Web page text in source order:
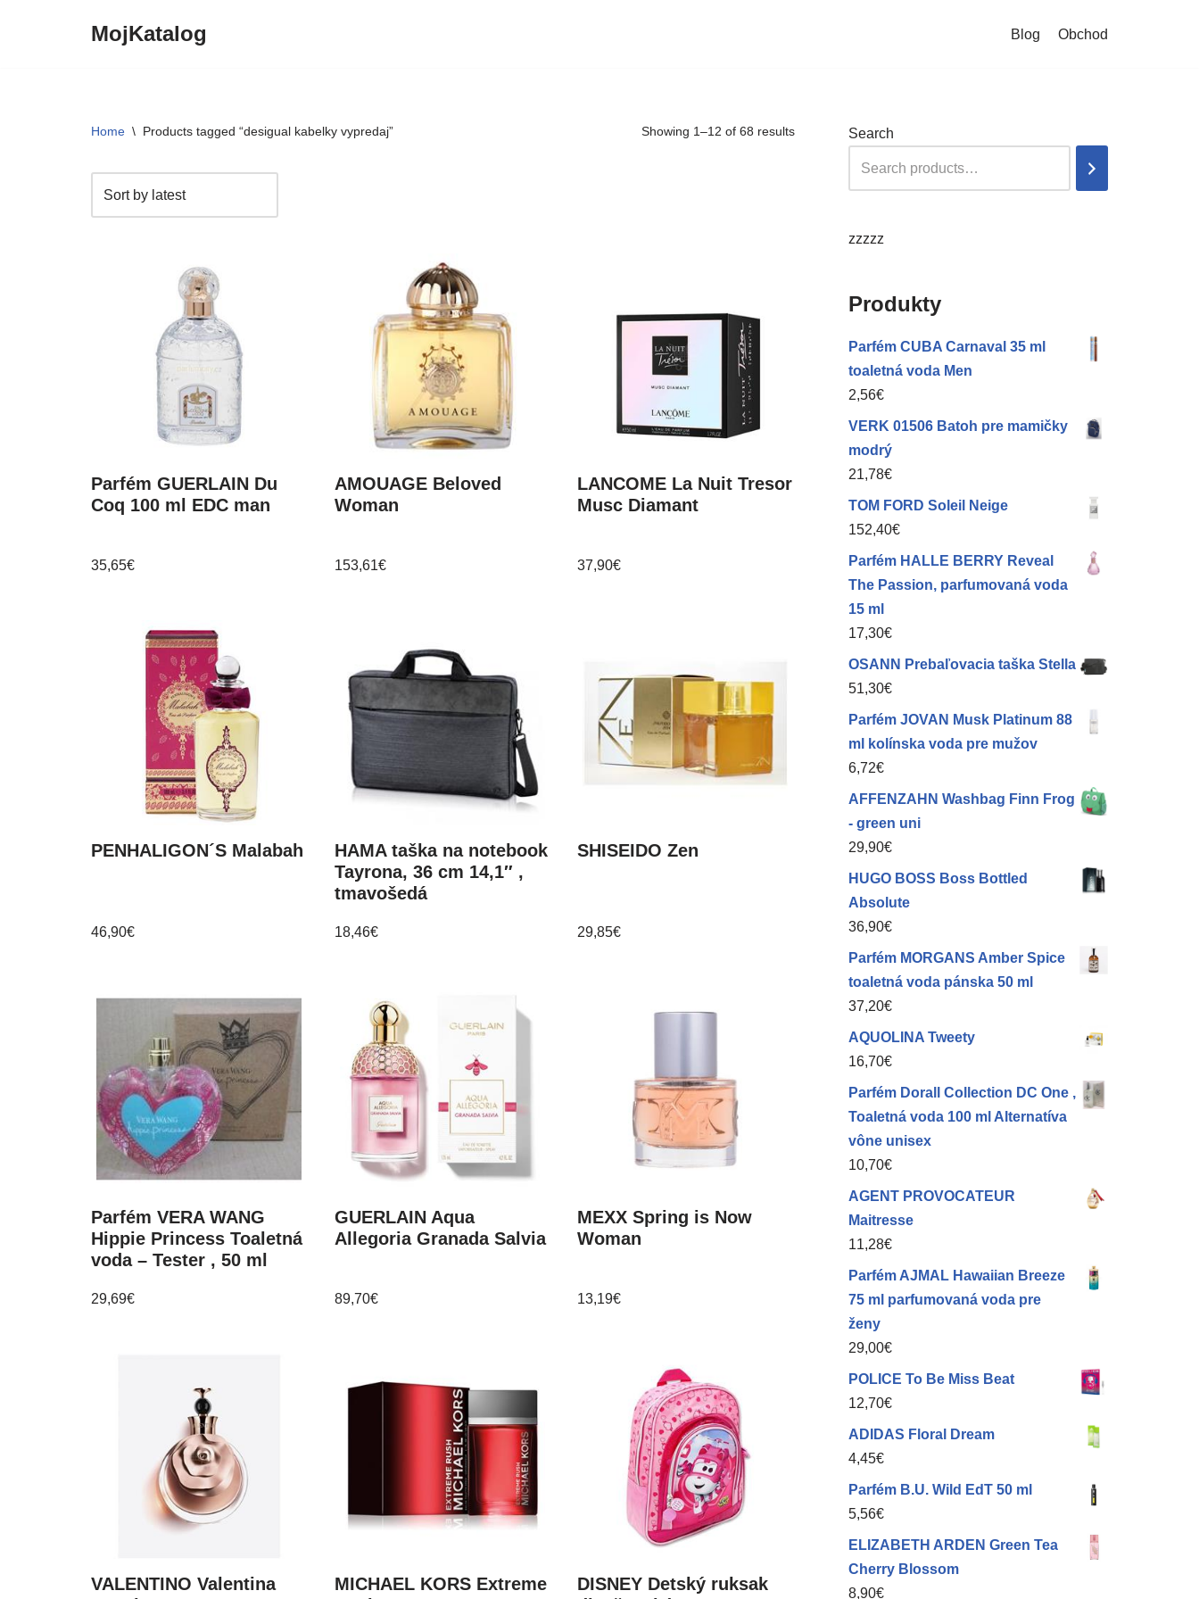
MojKatalog Blog Obchod
Home \ Products tagged “desigual kabelky vypredaj” Showing 1–12 of 68 results
Parfém GUERLAIN Du
Coq 100 ml EDC man
35,65€
AMOUAGE Beloved
Woman
153,61€
LANCOME La Nuit Tresor
Musc Diamant
37,90€
PENHALIGON´S Malabah
46,90€
HAMA taška na notebook
Tayrona, 36 cm 14,1″ ,
tmavošedá
18,46€
SHISEIDO Zen
29,85€
Parfém VERA WANG
Hippie Princess Toaletná
voda – Tester , 50 ml
29,69€
GUERLAIN Aqua
Allegoria Granada Salvia
89,70€
MEXX Spring is Now
Woman
13,19€
VALENTINO Valentina
MICHAEL KORS Extreme
DISNEY Detský ruksak
Search
zzzzz
Produkty
Parfém CUBA Carnaval 35 ml
toaletná voda Men
2,56€
VERK 01506 Batoh pre mamičky
modrý
21,78€
TOM FORD Soleil Neige
152,40€
Parfém HALLE BERRY Reveal
The Passion, parfumovaná voda
15 ml
17,30€
OSANN Prebaľovacia taška Stella
51,30€
Parfém JOVAN Musk Platinum 88
ml kolínska voda pre mužov
6,72€
AFFENZAHN Washbag Finn Frog
- green uni
29,90€
HUGO BOSS Boss Bottled
Absolute
36,90€
Parfém MORGANS Amber Spice
toaletná voda pánska 50 ml
37,20€
AQUOLINA Tweety
16,70€
Parfém Dorall Collection DC One ,
Toaletná voda 100 ml Alternatíva
vône unisex
10,70€
AGENT PROVOCATEUR
Maitresse
11,28€
Parfém AJMAL Hawaiian Breeze
75 ml parfumovaná voda pre
ženy
29,00€
POLICE To Be Miss Beat
12,70€
ADIDAS Floral Dream
4,45€
Parfém B.U. Wild EdT 50 ml
5,56€
ELIZABETH ARDEN Green Tea
Cherry Blossom
8,90€